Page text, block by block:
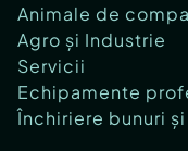
Animale de
Agro și Industrie
Servicii
Echipamente
Închiriere bunuri